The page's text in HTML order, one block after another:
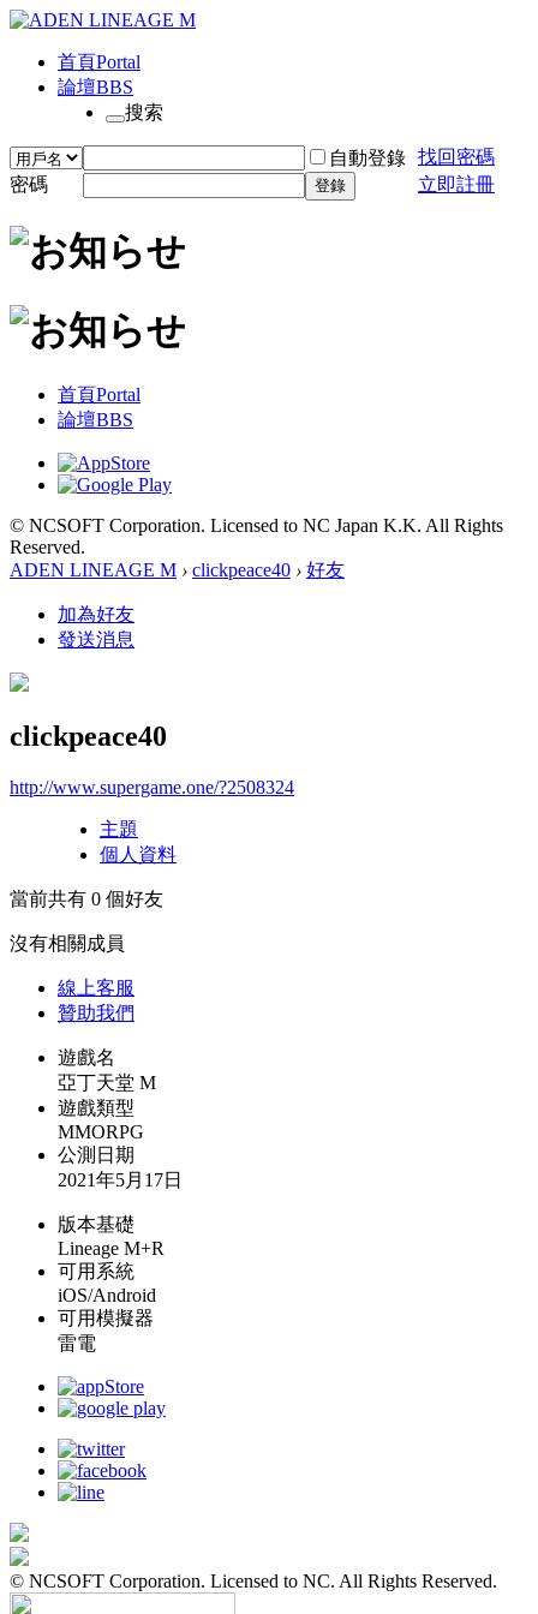
首頁Portal
論壇BBS
搜索
自動登錄 找回密碼
密碼
登錄 立即註冊
首頁Portal
論壇BBS
© NCSOFT Corporation. Licensed to NC Japan K.K. All Rights
Reserved.
ADEN LINEAGE M › clickpeace40 › 好友
加為好友
發送消息
clickpeace40
http://www.supergame.one/?2508324
主題
個人資料
當前共有 0 個好友
沒有相關成員
線上客服
贊助我們
遊戲名
亞丁天堂 M
遊戲類型
MMORPG
公測日期
2021年5月17日
版本基礎
Lineage M+R
可用系統
iOS/Android
可用模擬器
雷電
© NCSOFT Corporation. Licensed to NC. All Rights Reserved.